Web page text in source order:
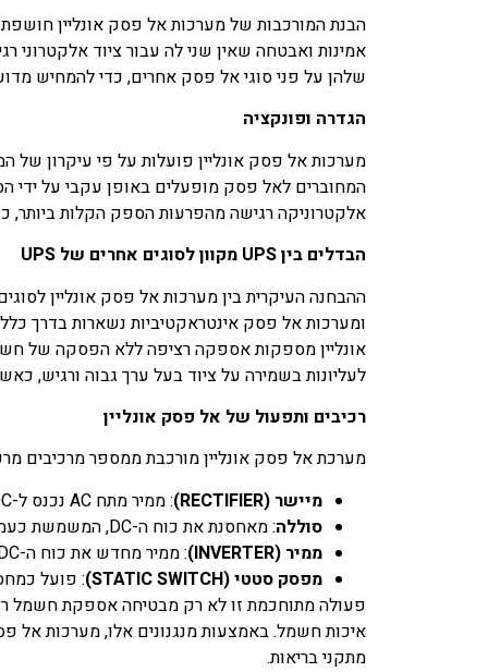
הבנת המורכבות של מערכות אל פסק אונליין חושפת
אמינות ואבטחה שאין שני לה עבור ציוד אלקטרוני
שלהן על פני סוגי אל פסק אחרים, כדי להמחיש
הגדרה ופונקציה
המחוברים לאל פסק מופעלים באופן עקבי על ידי
אלקטרוניקה רגישה מהפרעות הספק הקלות ביותר,
הבדלים בין UPS מקוון לסוגים אחרים של UPS
ההבחנה העיקרית בין מערכות אל פסק אונליין
ומערכות אל פסק אינטראקטיביות נשארות בדרך
אונליין מספקות אספקה רציפה ללא הפסקה של
לעליונות בשמירה על ציוד בעל ערך גבוה ורגיש,
רכיבים ותפעול של אל פסק אונליין
מערכת אל פסק אונליין מורכבת ממספר מרכיבים
מיישר (RECTIFIER)
: ממיר מתח AC נכנס ל-DC, טעינת סוללת אל סק תוך הפעלת הממיר.
סוללה: מאחסנת את כוח ה-DC, המשמשת כעמוד השדרה של מערכת האל פסק.
ממיר (INVERTER)
: ממיר מחדש את כוח ה-DC מהסוללה בחזרה ל-AC, ומספק חשמל נקי ויציב להתקנים המחוברים.
מפסק סטטי (STATIC SWITCH)
: פועל
פעולה מתוחכמת זו לא רק מבטיחה אספקת חשמל
איכות חשמל. באמצעות מנגנונים אלו, מערכות אל
מתקני בריאות.